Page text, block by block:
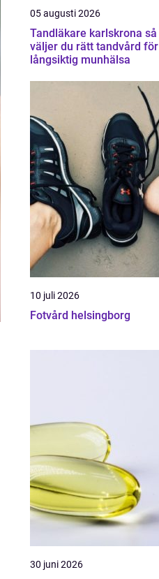
05 augusti 2026
Tandläkare karlskrona så
väljer du rätt tandvård för
långsiktig munhälsa
10 juli 2026
Fotvård helsingborg
30 juni 2026